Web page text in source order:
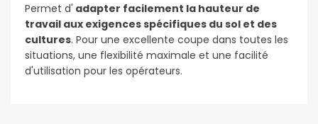
Permet d' adapter facilement la hauteur de
travail aux exigences spécifiques du sol et des
cultures. Pour une excellente coupe dans toutes les
situations, une flexibilité maximale et une facilité
d'utilisation pour les opérateurs.